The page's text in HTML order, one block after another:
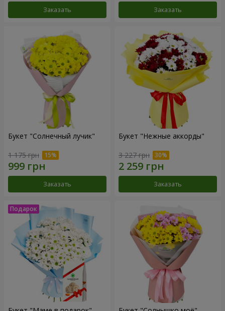
Заказать Заказать
Букет "Солнечный лучик"
1 175 грн
Заказать
Букет "Нежные аккорды"
3 227 грн
Заказать